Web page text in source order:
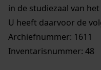
in de studiezaal van
U heeft daarvoor de
Archiefnummer: 1611
Inventarisnummer: 48